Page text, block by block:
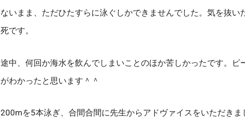
ないまま、ただひたすらに泳ぐしかできませんでした。気を抜
死です。
途中、何回か海水を飲んでしまいことのほか苦しかったです。
がわかったと思います＾＾
200mを5本泳ぎ、合間合間に先生からアドヴァイスをいただきま